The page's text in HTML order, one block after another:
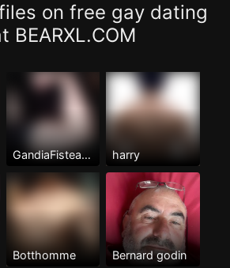
on free gay dating
BEARXL.COM
GandiaFisteame harry
Botthomme Bernard godin